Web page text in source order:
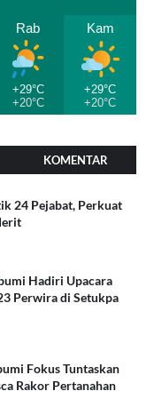
Rab
+29°C
+20°C
Kam
+29°C
+20°C
KOMENTAR
24 Pejabat, Perkuat
Hadiri Upacara
Perwira di Setukpa
Fokus Tuntaskan
Rakor Pertanahan